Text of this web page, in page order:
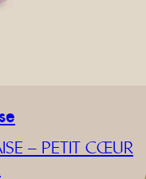
– PETIT CŒUR